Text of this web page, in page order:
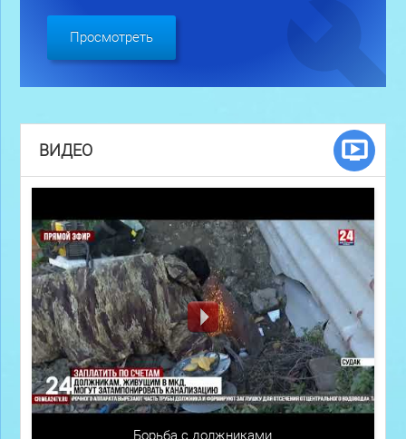
Просмотреть
ВИДЕО
Борьба с должниками